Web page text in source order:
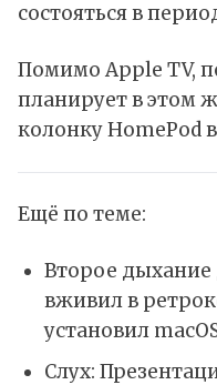
состояться в
Помимо Apple TV,
планирует в этом
колонкуHomePod
Ещё по теме:
Второе дыхание
вживил в
установил
Слух: